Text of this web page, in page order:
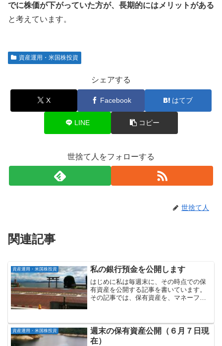
でに株価が下がっていた方が、長期的にはメリットがある
と考えています。
資産運用・米国株投資
シェアする
X Facebook はてブ
LINE コピー
世捨て人をフォローする
世捨て人
関連記事
資産運用・米国株投資 私の銀行預金を公開します
はじめに私は毎週末に、その時点での保
有資産を公開する記事を書いています。
その記事では、保有資産を、マネーフォ
しています。毎週末の記事で...
資産運用・米国株投資
週末の保有資産公開（６月７日現
在）